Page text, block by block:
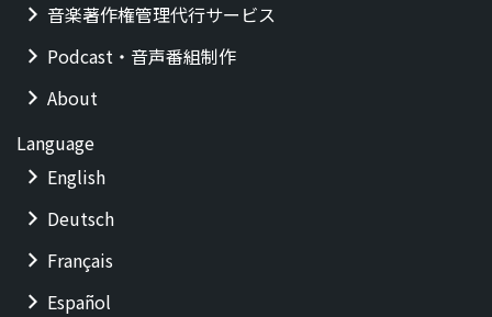
音楽著作権管理代行サービス
Podcast・音声番組制作
About
Language
English
Deutsch
Français
Español